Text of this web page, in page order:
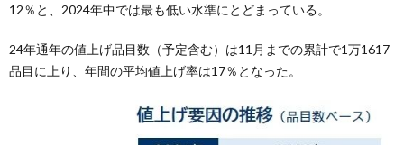
12％と、2024年中では最も低い水準にとどまっている。
24年通年の値上げ品目数（予定含む）は11月までの累計で1万1617
品目に上り、年間の平均値上げ率は17％となった。